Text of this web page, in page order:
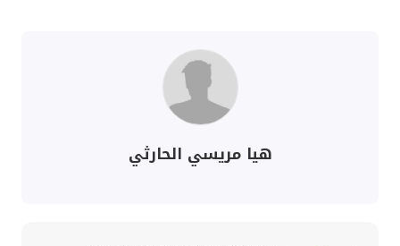
هيا مريسي الحارثي